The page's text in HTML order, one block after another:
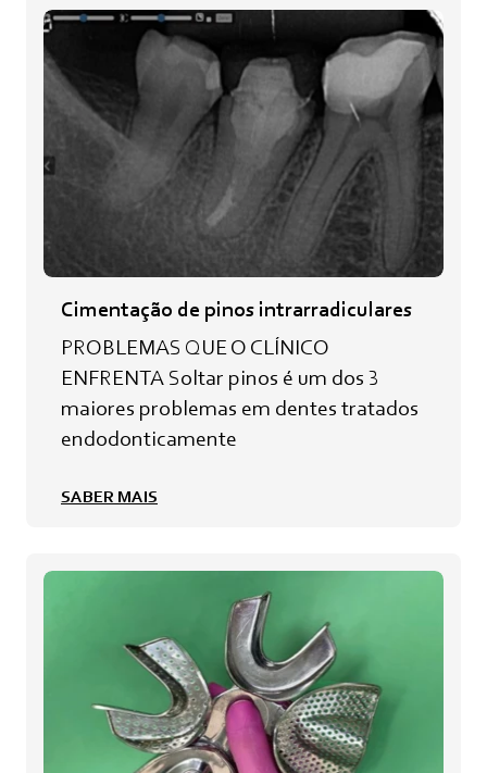
Cimentação de pinos intrarradiculares
PROBLEMAS QUE O CLÍNICO
ENFRENTA Soltar pinos é um dos 3
maiores problemas em dentes tratados
endodonticamente
SABER MAIS